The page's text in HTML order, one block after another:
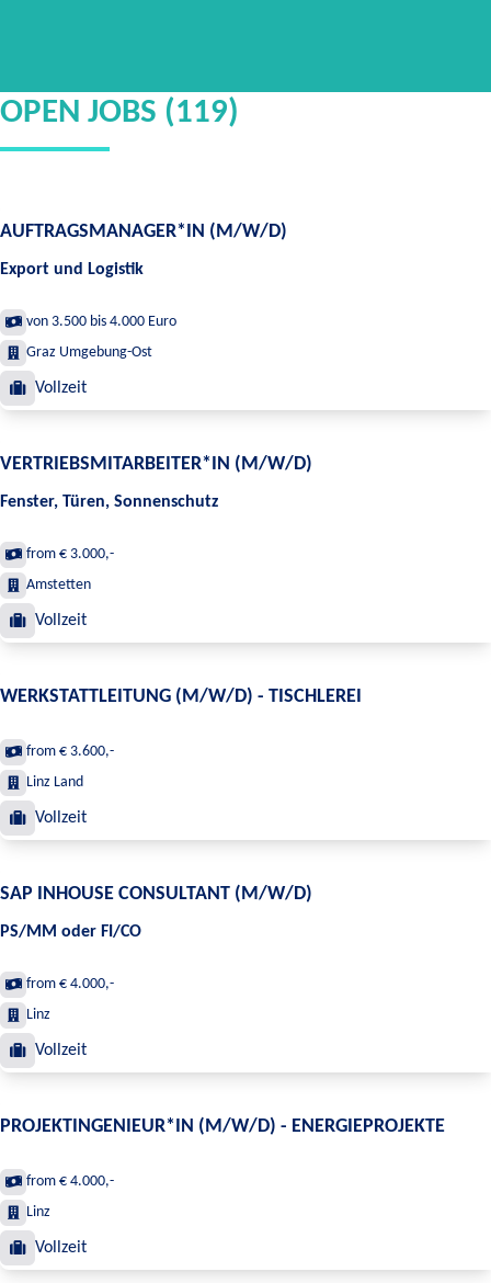
OPEN JOBS (119)
AUFTRAGSMANAGER*IN (M/W/D)
Export und Logistik
von 3.500 bis 4.000 Euro
Graz Umgebung-Ost
Vollzeit
VERTRIEBSMITARBEITER*IN (M/W/D)
Fenster, Türen, Sonnenschutz
from € 3.000,-
Amstetten
Vollzeit
WERKSTATTLEITUNG (M/W/D) - TISCHLEREI
from € 3.600,-
Linz Land
Vollzeit
SAP INHOUSE CONSULTANT (M/W/D)
PS/MM oder FI/CO
from € 4.000,-
Linz
Vollzeit
PROJEKTINGENIEUR*IN (M/W/D) - ENERGIEPROJEKTE
from € 4.000,-
Linz
Vollzeit